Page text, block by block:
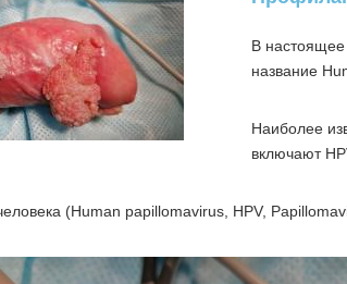
В
название
Наиболее
включают
(Human papillomavirus, HPV,